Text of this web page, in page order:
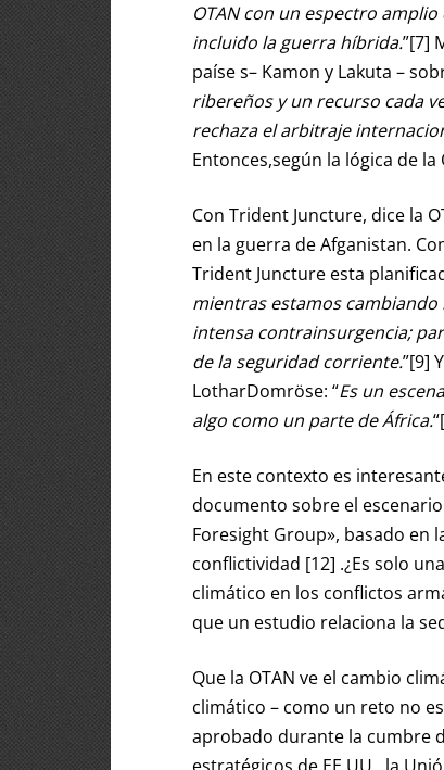
OTAN con un espectro
incluido la guerra híbrida.”[7]
paíse s– Kamon y Lakuta –
ribereños y un recurso cada
rechaza el arbitraje
Entonces,según la lógica de
Con Trident Juncture, dice la
en la guerra de Afganistan.
Trident Juncture esta
mientras estamos
intensa contrainsurgencia;
de la seguridad corriente.”[9]
LotharDomröse: “Es un
algo como un parte de África.
En este contexto es
documento sobre el
Foresight Group», basado en
conflictividad [12] .¿Es solo
climático en los conflictos
que un estudio relaciona la
Que la OTAN ve el cambio
climático – como un reto no
aprobado durante la cumbre